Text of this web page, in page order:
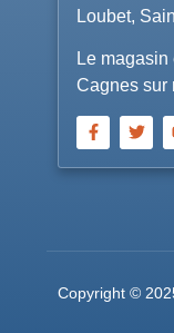
Loubet,
Le
Cagnes sur
Copyright ©